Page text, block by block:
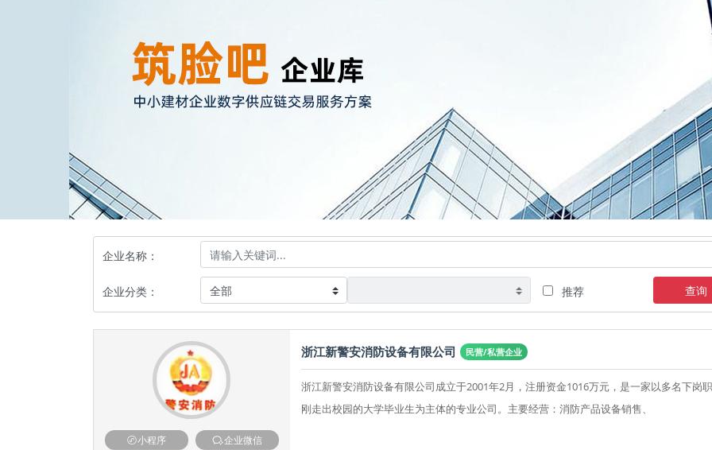
企业名称：
企业分类： 推荐 查询
小程序
企业微信
浙江新警安消防设备有限公司 民营/私营企业
浙江新警安消防设备有限公司成立于2001年2月，注册资金1016万元，是一家以多名下岗
刚走出校园的大学毕业生为主体的专业公司。主要经营：消防产品设备销售、